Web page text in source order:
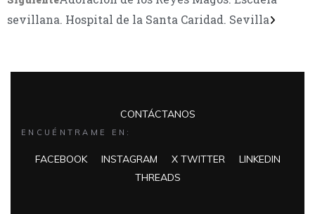
sevillana. Hospital de la Santa Caridad. Sevilla
CONTÁCTANOS
ENCUÉNTRAME EN:
FACEBOOK INSTAGRAM X TWITTER
LINKEDIN
THREADS